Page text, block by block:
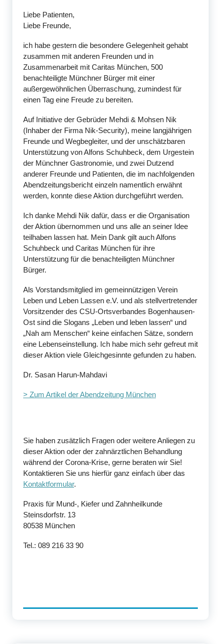
Liebe Patienten,
Liebe Freunde,
ich habe gestern die besondere Gelegenheit gehabt
zusammen mit anderen Freunden und in
Zusammenarbeit mit Caritas München, 500
benachteiligte Münchner Bürger mit einer
außergewöhnlichen Überraschung, zumindest für
einen Tag eine Freude zu bereiten.
Auf Initiative der Gebrüder Mehdi & Mohsen Nik
(Inhaber der Firma Nik-Security), meine langjährigen
Freunde und Wegbegleiter, und der unschätzbaren
Unterstützung von Alfons Schuhbeck, dem Urgestein
der Münchner Gastronomie, und zwei Dutzend
anderer Freunde und Patienten, die im nachfolgenden
Abendzeitungsbericht einzeln namentlich erwähnt
werden, konnte diese Aktion durchgeführt werden.
Ich danke Mehdi Nik dafür, dass er die Organisation
der Aktion übernommen und uns alle an seiner Idee
teilhaben lassen hat. Mein Dank gilt auch Alfons
Schuhbeck und Caritas München für ihre
Unterstützung für die benachteiligten Münchner
Bürger.
Als Vorstandsmitglied im gemeinnützigen Verein
Leben und Leben Lassen e.V. und als stellvertretender
Vorsitzender des CSU-Ortsverbandes Bogenhausen-
Ost sind die Slogans „Leben und leben lassen“ und
„Nah am Menschen“ keine einfachen Sätze, sondern
eine Lebenseinstellung. Ich habe mich sehr gefreut mit
dieser Aktion viele Gleichgesinnte gefunden zu haben.
Dr. Sasan Harun-Mahdavi
> Zum Artikel der Abendzeitung München
Sie haben zusätzlich Fragen oder weitere Anliegen zu
dieser Aktion oder der zahnärztlichen Behandlung
während der Corona-Krise, gerne beraten wir Sie!
Kontaktieren Sie uns hierfür ganz einfach über das
Kontaktformular.
Praxis für Mund-, Kiefer und Zahnheilkunde
Steinsdorfstr. 13
80538 München
Tel.: 089 216 33 90